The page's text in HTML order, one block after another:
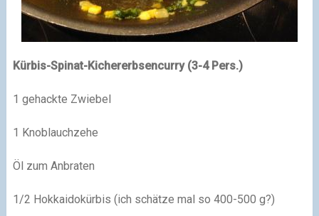
Kürbis-Spinat-Kichererbsencurry (3-4 Pers.)
1 gehackte Zwiebel
1 Knoblauchzehe
Öl zum Anbraten
1/2 Hokkaidokürbis (ich schätze mal so 400-500 g?)